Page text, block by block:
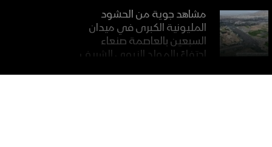
مشاهد جوية من الحشود
المليونية الكبرى في ميدان
السبعين بالعاصمة صنعاء
احتفاءً بالمولد النبوي الشريف